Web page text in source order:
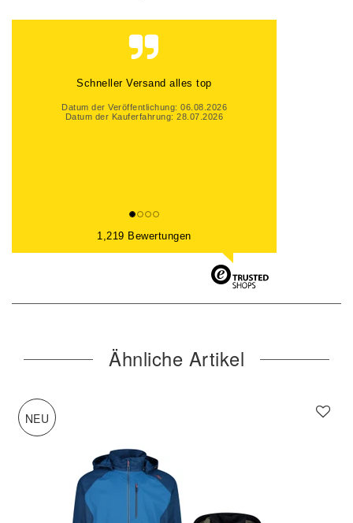
Gute Beratung, auch per Mail und super
Datum der Veröffentlichung: 06.08.2026
1,219 Bewertungen
Ähnliche Artikel
NEU